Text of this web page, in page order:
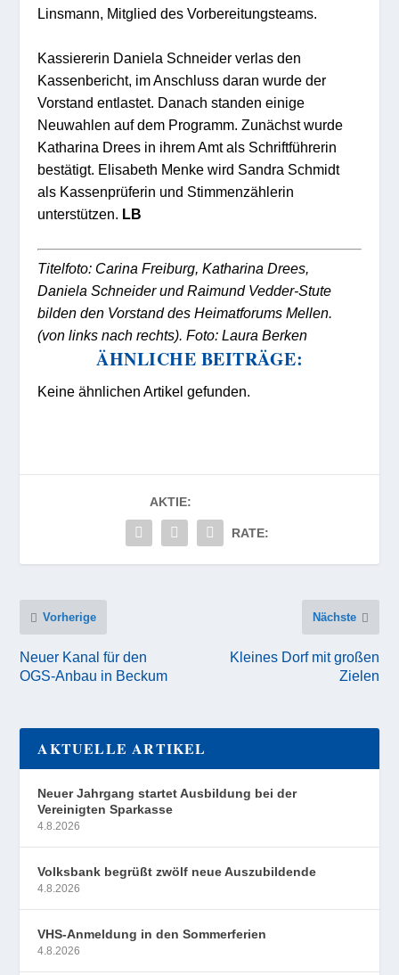
Linsmann, Mitglied des Vorbereitungsteams.
Kassiererin Daniela Schneider verlas den
Kassenbericht, im Anschluss daran wurde der
Vorstand entlastet. Danach standen einige
Neuwahlen auf dem Programm. Zunächst wurde
Katharina Drees in ihrem Amt als Schriftführerin
bestätigt. Elisabeth Menke wird Sandra Schmidt
als Kassenprüferin und Stimmenzählerin
unterstützen. LB
Titelfoto: Carina Freiburg, Katharina Drees,
Daniela Schneider und Raimund Vedder-Stute
bilden den Vorstand des Heimatforums Mellen.
(von links nach rechts). Foto: Laura Berken
ÄHNLICHE BEITRÄGE:
Keine ähnlichen Artikel gefunden.
AKTIE:
RATE:
Vorherige
Neuer Kanal für den
OGS-Anbau in Beckum
Nächste
Kleines Dorf mit großen
Zielen
AKTUELLE ARTIKEL
Neuer Jahrgang startet Ausbildung bei der
Vereinigten Sparkasse
4.8.2026
Volksbank begrüßt zwölf neue Auszubildende
4.8.2026
VHS-Anmeldung in den Sommerferien
4.8.2026